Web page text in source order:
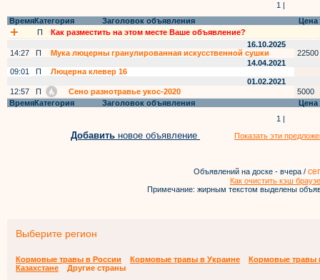
1 |
ВремяКатегория Заголовок объявления
Цена
П
Как разместить на этом месте Ваше объявление?
16.10.2025
14:27
П Мука люцерны гранулированная искусственной сушки
22500
14.04.2021
09:01
П
Люцерна клевер 16
01.02.2021
12:57
П Сено разнотравье укос-2020
5000
ВремяКатегория Заголовок объявления
Цена
1 |
Добавить новое объявление Показать эти
Объявлений на доске - вчера /
Как очистить кэш
Примечание: жирным текстом выделены
Выберите регион
Кормовые травы в России Кормовые травы в Украине
Кормовые травы
Казахстане
Другие страны